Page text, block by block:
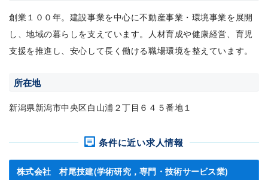
創業１００年。建設事業を中心に不動産事業・環境事業を展開
し、地域の暮らしを支えています。人材育成や健康経営、育児
支援を推進し、安心して長く働ける職場環境を整えています。
所在地
新潟県新潟市中央区白山浦２丁目６４５番地１
条件に近い求人情報
株式会社 村尾技建(学術研究，専門・技術サービス業)